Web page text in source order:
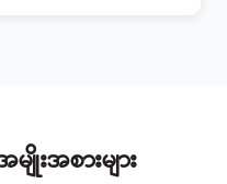
းအစားများ